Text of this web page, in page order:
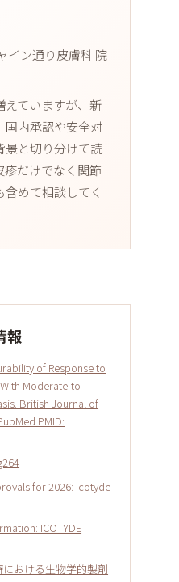
イン通り皮膚科 院
えていますが、新
国内承認や安全対
景と切り分けて読
疹だけでなく関節
めて相談してく
報
of Response to
Moderate-to-
British Journal of
PMID:
for 2026: Icotyde
ICOTYDE
おける生物学的製剤